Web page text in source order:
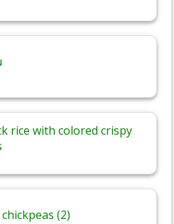
rice with colored crispy
(2)